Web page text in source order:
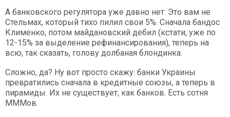
А банковского регулятора уже давно нет. Это вам не
Стельмах, который тихо пилил свои 5%. Сначала бандос
Клименко, потом майдановский дебил (кстати, уже по
12-15% за выделение рефинансирования), теперь на
всю, так сказать, голову долбаная блондинка.
Сложно, да? Ну вот просто скажу: банки Украины
превратились сначала в кредитные союзы, а теперь в
пирамиды. Их не существует, как банков. Есть сотня
МММов.